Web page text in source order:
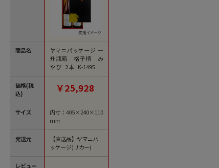
商品名
価格(税
込)
サイズ
発送元
レビュー
ヤマニパッケージ 一
升瓶箱 格子柄 み
やび 2本 K-1495 30
枚/箱（ご注文単位1
￥25,928
内寸：405×240×110
mm
【直送品】ヤマニパ
ッケージ(リカー)